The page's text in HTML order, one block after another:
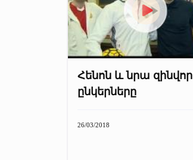
Հենոն և նրա զինվոր
ընկերները
26/03/2018